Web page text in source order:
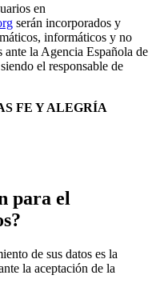
en
serán incorporados y
informáticos y no
ante la Agencia Española de
el responsable de
FE Y ALEGRÍA
para el
de sus datos es la
la aceptación de la